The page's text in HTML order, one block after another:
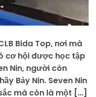
Bida Top, nơi mà
cơ hội được học tập
Nin, người còn
Bảy Nin. Seven Nin
mà còn là một […]